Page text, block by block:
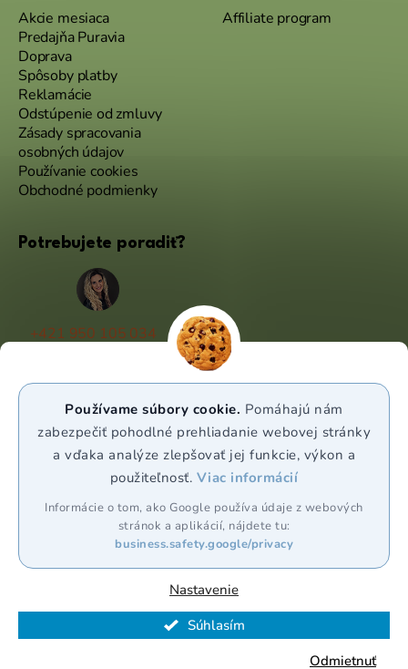
Používame súbory cookie. Pomáhajú nám
zabezpečiť pohodlné prehliadanie webovej stránky
a vďaka analýze zlepšovať jej funkcie, výkon a
použiteľnosť. Viac informácií
Informácie o tom, ako Google používa údaje z webových
stránok a aplikácií, nájdete tu:
business.safety.google/privacy
Nastavenie
Odmietnuť
Súhlasím
Akcie mesiaca
Predajňa Puravia
Doprava
Spôsoby platby
Reklamácie
Odstúpenie od zmluvy
Zásady spracovania
osobných údajov
Používanie cookies
Obchodné podmienky
Affiliate program
Potrebujete poradiť?
+421 950 105 034
WhatsApp
Sledujte nás
Vytvoril Shoptet Premium